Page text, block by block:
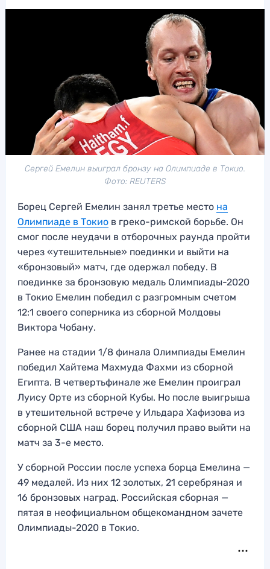
Сергей Емелин выиграл бронзу на Олимпиаде в Токио.
Фото: REUTERS
Борец Сергей Емелин занял третье место на
Олимпиаде в Токио в греко-римской борьбе. Он
смог после неудачи в отборочных раунда пройти
через «утешительные» поединки и выйти на
«бронзовый» матч, где одержал победу. В
поединке за бронзовую медаль Олимпиады-2020
в Токио Емелин победил с разгромным счетом
12:1 своего соперника из сборной Молдовы
Виктора Чобану.
Ранее на стадии 1/8 финала Олимпиады Емелин
победил Хайтема Махмуда Фахми из сборной
Египта. В четвертьфинале же Емелин проиграл
Луису Орте из сборной Кубы. Но после выигрыша
в утешительной встрече у Ильдара Хафизова из
сборной США наш борец получил право выйти на
матч за 3-е место.
У сборной России после успеха борца Емелина —
49 медалей. Из них 12 золотых, 21 серебряная и
16 бронзовых наград. Российская сборная —
пятая в неофициальном общекомандном зачете
Олимпиады-2020 в Токио.